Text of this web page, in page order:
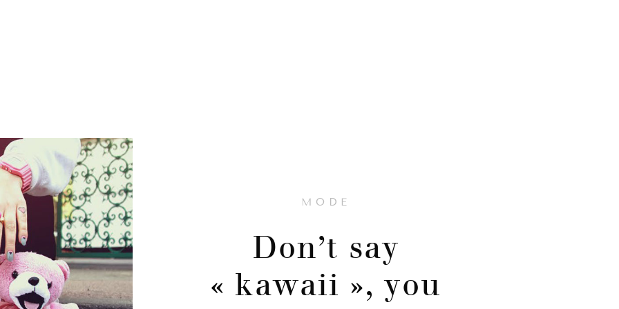
MODE
Don’t say
« kawaii », you